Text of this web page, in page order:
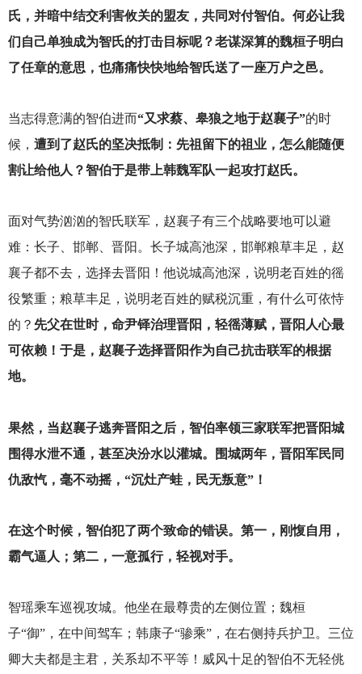
氏，并暗中结交利害攸关的盟友，共同对付智伯。何必让我
们自己单独成为智氏的打击目标呢？老谋深算的魏桓子明白
了任章的意思，也痛痛快快地给智氏送了一座万户之邑。
当志得意满的智伯进而“又求蔡、皋狼之地于赵襄子”的时
候， 遭到了赵氏的坚决抵制：先祖留下的祖业，怎么能随便
割让给他人？智伯于是带上韩魏军队一起攻打赵氏。
面对气势汹汹的智氏联军，赵襄子有三个战略要地可以避
难：长子、邯郸、晋阳。长子城高池深，邯郸粮草丰足，赵
襄子都不去，选择去晋阳！他说城高池深，说明老百姓的徭
役繁重；粮草丰足，说明老百姓的赋税沉重，有什么可依恃
的？ 先父在世时，命尹铎治理晋阳，轻徭薄赋，晋阳人心最
可依赖！于是，赵襄子选择晋阳作为自己抗击联军的根据
地。
果然，当赵襄子逃奔晋阳之后，智伯率领三家联军把晋阳城
围得水泄不通，甚至决汾水以灌城。围城两年，晋阳军民同
仇敌忾，毫不动摇，“沉灶产蛙，民无叛意”！
在这个时候，智伯犯了两个致命的错误。第一，刚愎自用，
霸气逼人；第二，一意孤行，轻视对手。
智瑶乘车巡视攻城。他坐在最尊贵的左侧位置；魏桓
子“御”，在中间驾车；韩康子“骖乘”，在右侧持兵护卫。三位
卿大夫都是主君，关系却不平等！威风十足的智伯不无轻佻